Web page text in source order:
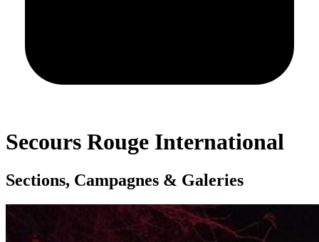
Secours Rouge International
Sections, Campagnes & Galeries